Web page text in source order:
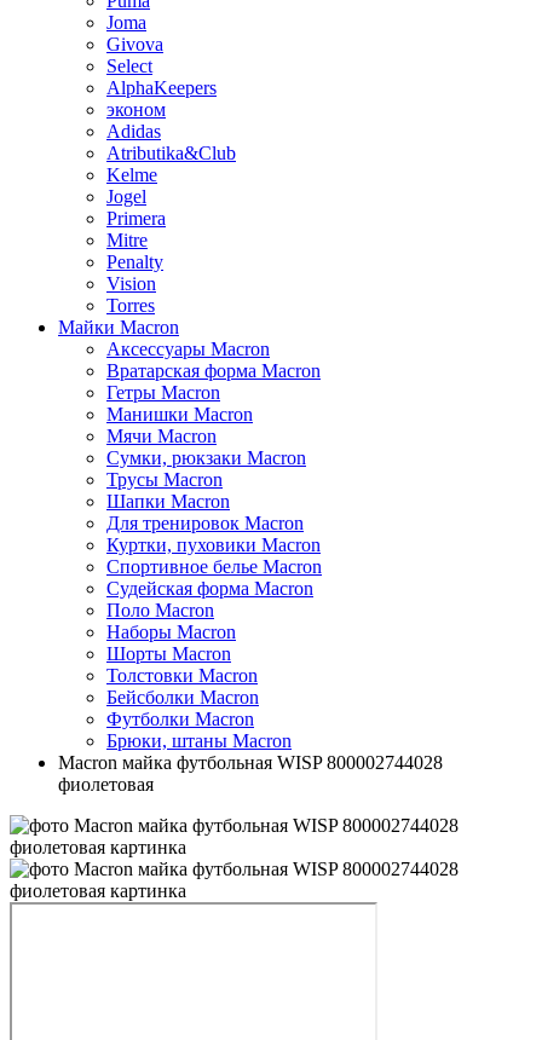
Joma
Givova
Select
AlphaKeepers
эконом
Adidas
Atributika&Club
Kelme
Jogel
Primera
Mitre
Penalty
Vision
Torres
Майки Macron
Аксессуары Macron
Вратарская форма Macron
Гетры Macron
Манишки Macron
Мячи Macron
Сумки, рюкзаки Macron
Трусы Macron
Шапки Macron
Для тренировок Macron
Куртки, пуховики Macron
Спортивное белье Macron
Судейская форма Macron
Поло Macron
Наборы Macron
Шорты Macron
Толстовки Macron
Бейсболки Macron
Футболки Macron
Брюки, штаны Macron
Macron майка футбольная WISP 800002744028
фиолетовая